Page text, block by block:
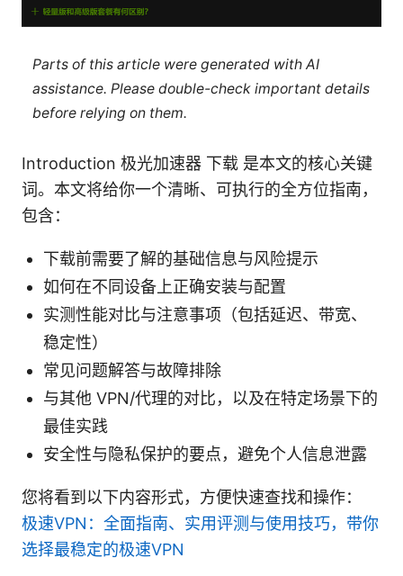
Parts of this article were generated with AI
assistance. Please double-check important details
before relying on them.
Introduction 极光加速器 下载 是本文的核心关键
词。本文将给你一个清晰、可执行的全方位指南，
包含：
下载前需要了解的基础信息与风险提示
如何在不同设备上正确安装与配置
实测性能对比与注意事项（包括延迟、带宽、
稳定性）
常见问题解答与故障排除
与其他 VPN/代理的对比，以及在特定场景下的
最佳实践
安全性与隐私保护的要点，避免个人信息泄露
您将看到以下内容形式，方便快速查找和操作：
极速VPN：全面指南、实用评测与使用技巧，带你
选择最稳定的极速VPN